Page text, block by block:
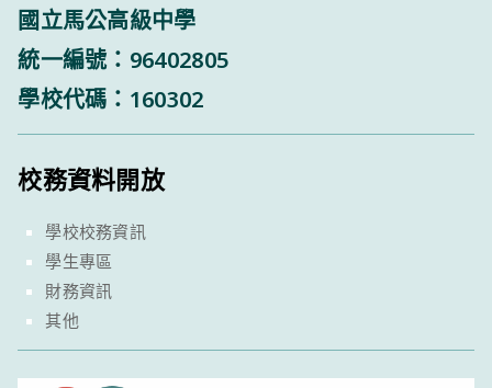
國立馬公高級中學
統一編號：96402805
學校代碼：160302
校務資料開放
學校校務資訊
學生專區
財務資訊
其他